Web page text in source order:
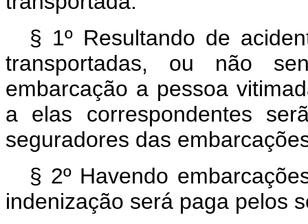
§ 1º Resultando de
transportadas, ou não
embarcação a pessoa
a elas correspondentes
seguradores das
§ 2º Havendo
indenização será paga pelos